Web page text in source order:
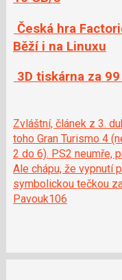
Česká hra
Běží i na Linuxu
3D tiskárna za
Zvláštní, článek z 3.
toho Gran Turismo 4
2 do 6). PS2 neumře,
Ale chápu, že vypnutí
symbolickou tečkou
Pavouk106